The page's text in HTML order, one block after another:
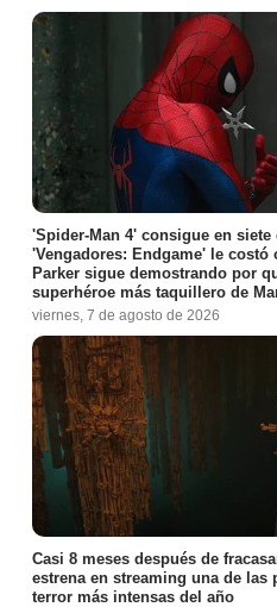
'Spider-Man 4' consigue en siete
'Vengadores: Endgame' le costó
Parker sigue demostrando por
superhéroe más taquillero de
viernes, 7 de agosto de 2026
Casi 8 meses después de
estrena en streaming una de las
terror más intensas del año